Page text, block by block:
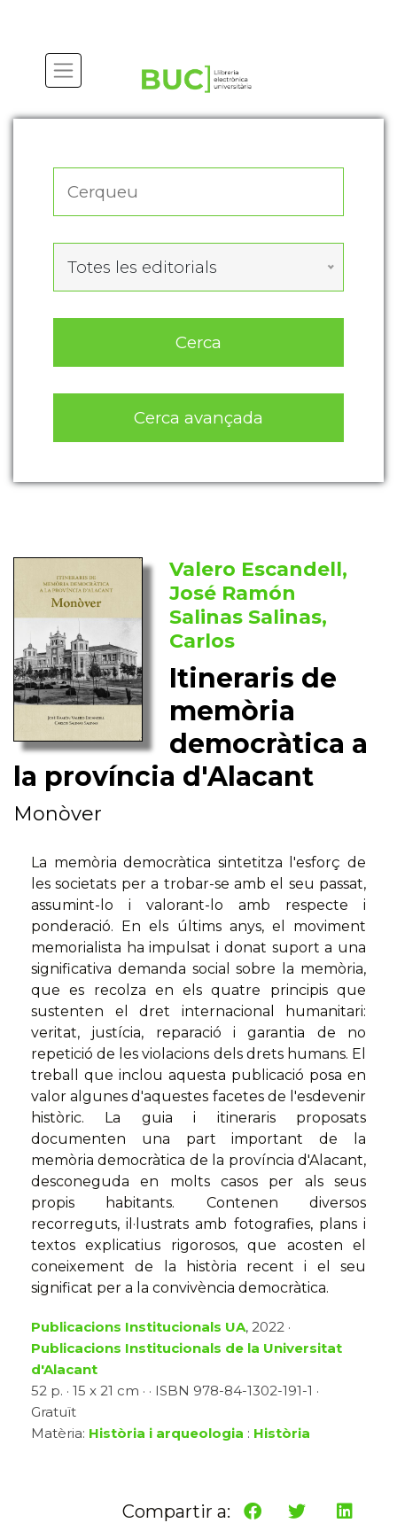
Totes les editorials
Cerca
Cerca avançada
Valero Escandell,
José Ramón
Salinas Salinas,
Carlos
Itineraris de
memòria
democràtica a
la província d'Alacant
Monòver
La memòria democràtica sintetitza l'esforç de
les societats per a trobar-se amb el seu passat,
assumint-lo i valorant-lo amb respecte i
ponderació. En els últims anys, el moviment
memorialista ha impulsat i donat suport a una
significativa demanda social sobre la memòria,
que es recolza en els quatre principis que
sustenten el dret internacional humanitari:
veritat, justícia, reparació i garantia de no
repetició de les violacions dels drets humans. El
treball que inclou aquesta publicació posa en
valor algunes d'aquestes facetes de l'esdevenir
històric. La guia i itineraris proposats
documenten una part important de la
memòria democràtica de la província d'Alacant,
desconeguda en molts casos per als seus
propis habitants. Contenen diversos
recorreguts, il·lustrats amb fotografies, plans i
textos explicatius rigorosos, que acosten el
coneixement de la història recent i el seu
significat per a la convivència democràtica.
Publicacions Institucionals UA, 2022 ·
Publicacions Institucionals de la Universitat
d'Alacant
52 p. · 15 x 21 cm · · ISBN 978-84-1302-191-1 ·
Gratuït
Matèria: Història i arqueologia : Història
Compartir a: